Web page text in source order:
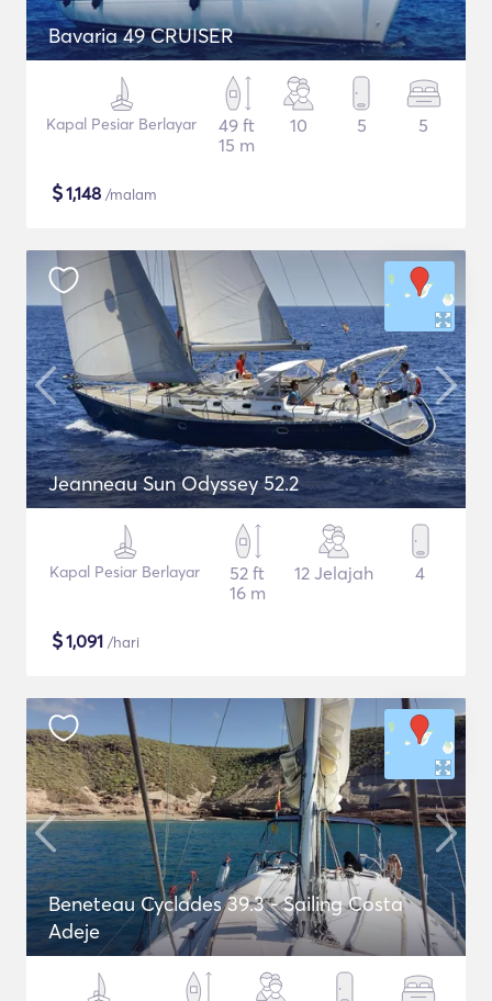
Bavaria 49 CRUISER
Kapal Pesiar Berlayar
49 ft
15 m
10 5 5
$1,148 /malam
Jeanneau Sun Odyssey 52.2
Kapal Pesiar Berlayar
52 ft
16 m
12 Jelajah 4
$1,091 /hari
Beneteau Cyclades 39.3 - Sailing Costa
Adeje